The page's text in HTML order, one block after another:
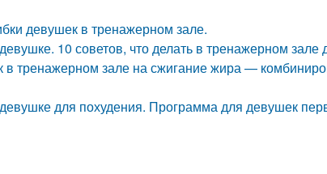
девушек в тренажерном зале.
10 советов, что делать в тренажерном зале
в тренажерном зале на сжигание жира —
для похудения. Программа для девушек